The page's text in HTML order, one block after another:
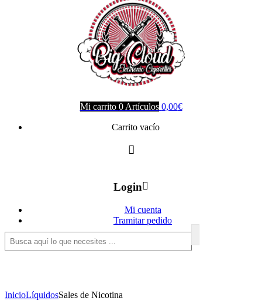
Mi carrito 0 Artículos 0,00€
Carrito vacío
Login
Mi cuenta
Tramitar pedido
InicioLíquidosSales de Nicotina